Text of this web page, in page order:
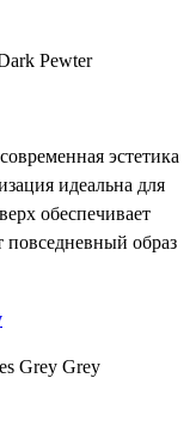
эстетика
идеальна для
обеспечивает
повседневный образ